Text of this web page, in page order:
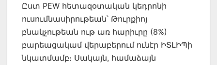
Ըստ PEW հետազօտական կեդրոնի
ուսումնասիրութեան՝ Թուրքիոյ
բնակչութեան ութ առ հարիւրը (8%)
բարեացակամ վերաբերում ունէր ԻՏԼԻՊի
նկատմամբ։ Սակայն, համաձայն